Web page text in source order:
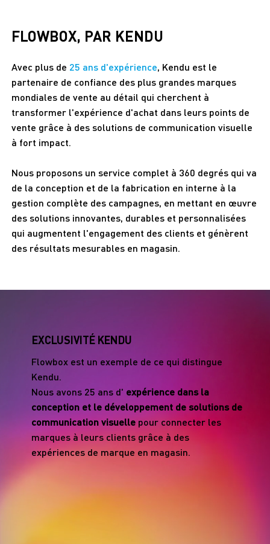
FLOWBOX, PAR KENDU
Avec plus de 25 ans d'expérience, Kendu est le
partenaire de confiance des plus grandes marques
mondiales de vente au détail qui cherchent à
transformer l'expérience d'achat dans leurs points de
vente grâce à des solutions de communication visuelle
à fort impact.
Nous proposons un service complet à 360 degrés qui va
de la conception et de la fabrication en interne à la
gestion complète des campagnes, en mettant en œuvre
des solutions innovantes, durables et personnalisées
qui augmentent l'engagement des clients et génèrent
des résultats mesurables en magasin.
EXCLUSIVITÉ KENDU
Flowbox est un exemple de ce qui distingue
Kendu.
Nous avons 25 ans d' expérience dans la
conception et le développement de solutions de
communication visuelle pour connecter les
marques à leurs clients grâce à des
expériences de marque en magasin.